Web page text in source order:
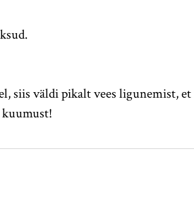
siis väldi pikalt vees ligunemist,